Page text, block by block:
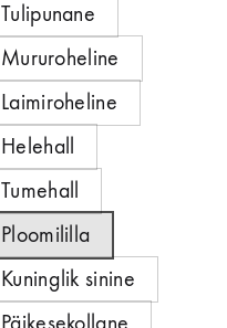
Tulipunane
Mururoheline
Laimiroheline
Helehall
Tumehall
Ploomililla
Kuninglik sinine